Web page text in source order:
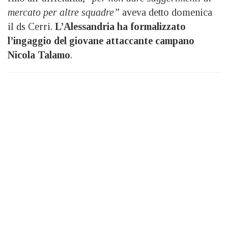
mercato per altre squadre” aveva detto domenica
il ds Cerri. L’Alessandria ha formalizzato
l’ingaggio del giovane attaccante campano
Nicola Talamo.